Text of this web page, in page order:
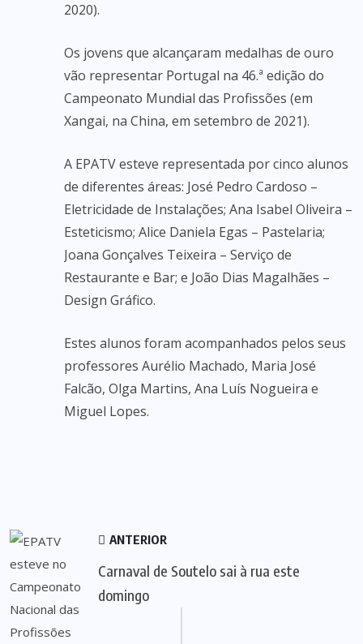
2020).
Os jovens que alcançaram medalhas de ouro
vão representar Portugal na 46.ª edição do
Campeonato Mundial das Profissões (em
Xangai, na China, em setembro de 2021).
A EPATV esteve representada por cinco alunos
de diferentes áreas: José Pedro Cardoso –
Eletricidade de Instalações; Ana Isabel Oliveira –
Esteticismo; Alice Daniela Egas – Pastelaria;
Joana Gonçalves Teixeira – Serviço de
Restaurante e Bar; e João Dias Magalhães –
Design Gráfico.
Estes alunos foram acompanhados pelos seus
professores Aurélio Machado, Maria José
Falcão, Olga Martins, Ana Luís Nogueira e
Miguel Lopes.
ANTERIOR
Carnaval de Soutelo sai à rua este
domingo